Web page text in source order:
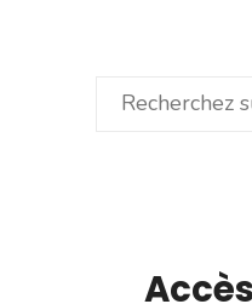
Rechercher